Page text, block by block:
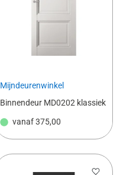
Mijndeurenwinkel
Binnendeur MD0202 klassiek
vanaf375,00